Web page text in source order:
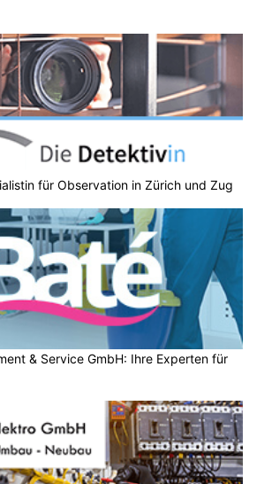
für Observation in Zürich und Zug
& Service GmbH: Ihre Experten für